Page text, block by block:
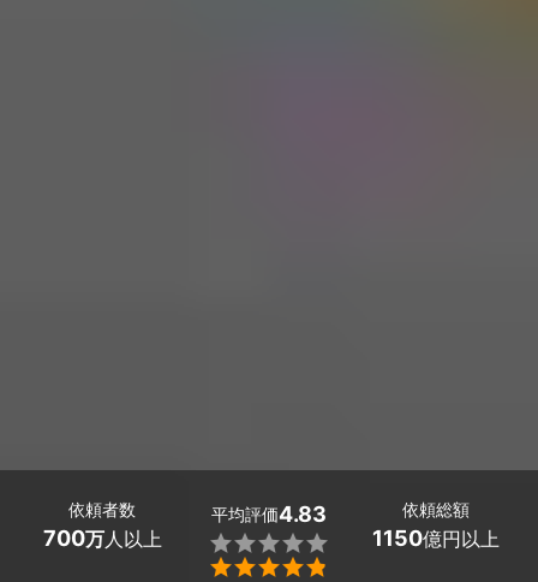
依頼者数
700万人以上
平均評価4.83


依頼総額
1150億円以上